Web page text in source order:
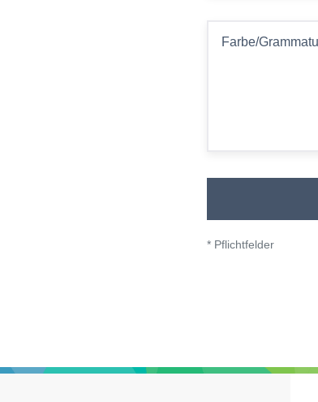
Farbe/
* Pflichtfelder